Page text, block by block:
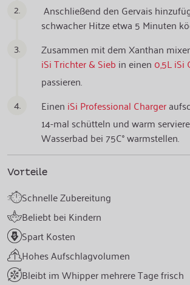
2.
Anschließend den Gervais
schwacher Hitze etwa 5 Minuten
3.
Zusammen mit dem Xanthan
iSi Trichter & Sieb in einen 0,5L iSi
passieren.
4.
Einen iSi Professional Charger
14-mal schütteln und warm
Wasserbad bei 75C° warmstellen.
Vorteile
Schnelle Zubereitung
Beliebt bei Kindern
Spart Kosten
Hohes Aufschlagvolumen
Bleibt im Whipper mehrere Tage frisch